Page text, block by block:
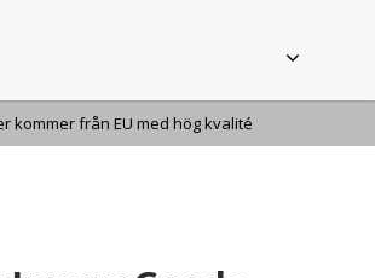
kommer från EU med hög kvalité